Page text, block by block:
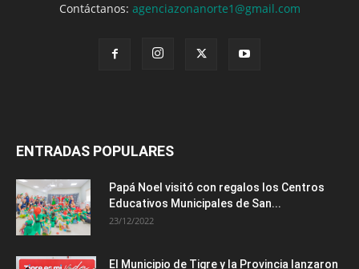
Contáctanos: agenciazonanorte1@gmail.com
ENTRADAS POPULARES
Papá Noel visitó con regalos los Centros
Educativos Municipales de San...
23/12/2022
El Municipio de Tigre y la Provincia lanzaron